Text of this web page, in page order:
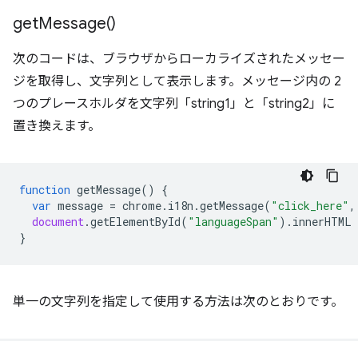
getMessage()
次のコードは、ブラウザからローカライズされたメッセー
ジを取得し、文字列として表示します。メッセージ内の 2
つのプレースホルダを文字列「string1」と「string2」に
置き換えます。
function getMessage()
{
var message = chrome. i18n .getMessage( "click_here" ,
document.getElementById( "languageSpan" ). innerHTML
}
単一の文字列を指定して使用する方法は次のとおりです。